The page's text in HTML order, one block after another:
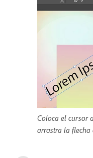
Coloca el cursor
arrastra la